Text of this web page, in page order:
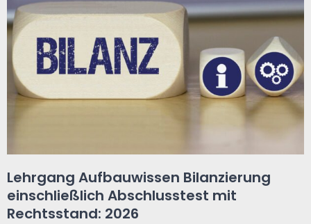
Lehrgang Aufbauwissen Bilanzierung
einschließlich Abschlusstest mit
Rechtsstand: 2026